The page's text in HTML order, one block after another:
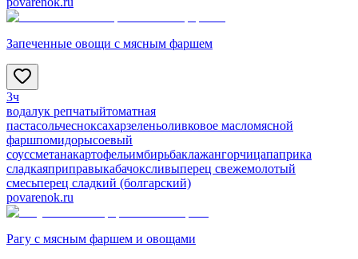
Запеченные овощи с мясным фаршем
3ч
водалук репчатыйтоматная
пастасольчесноксахарзеленьоливковое масломясной
фаршпомидорысоевый
соуссметанакартофельимбирьбаклажангорчицапаприка
сладкаяприправыкабачоксливыперец свежемолотый
смесьперец сладкий (болгарский)
povarenok.ru
Рагу с мясным фаршем и овощами